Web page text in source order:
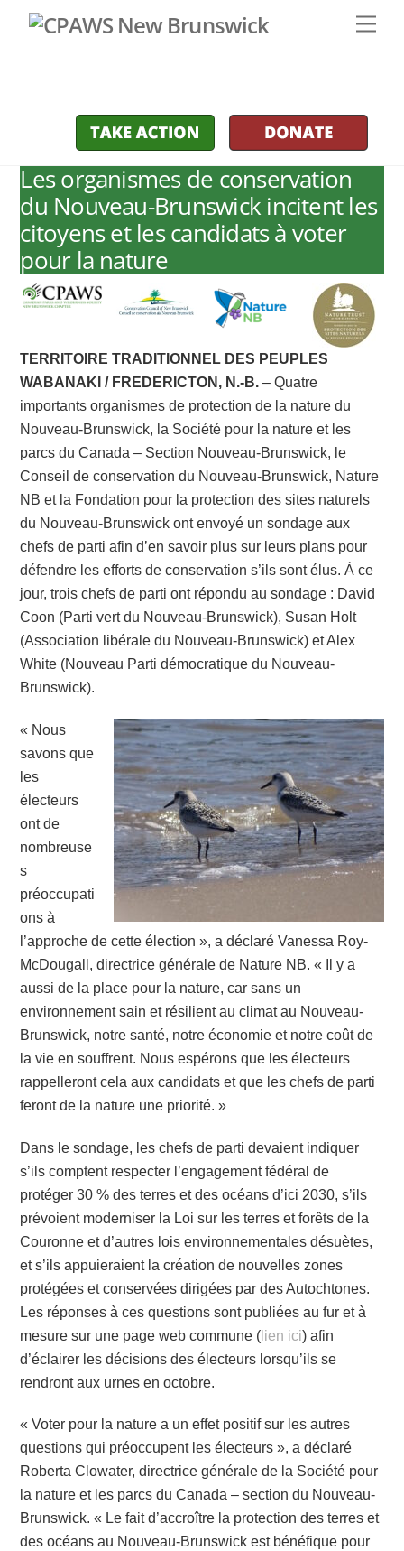
Les organismes de conservation
du Nouveau-Brunswick incitent les
citoyens et les candidats à voter
pour la nature
TERRITOIRE TRADITIONNEL DES PEUPLES
WABANAKI / FREDERICTON, N.-B. – Quatre
importants organismes de protection de la nature du
Nouveau-Brunswick, la Société pour la nature et les
parcs du Canada – Section Nouveau-Brunswick, le
Conseil de conservation du Nouveau-Brunswick, Nature
NB et la Fondation pour la protection des sites naturels
du Nouveau-Brunswick ont envoyé un sondage aux
chefs de parti afin d’en savoir plus sur leurs plans pour
défendre les efforts de conservation s’ils sont élus. À ce
jour, trois chefs de parti ont répondu au sondage : David
Coon (Parti vert du Nouveau-Brunswick), Susan Holt
(Association libérale du Nouveau-Brunswick) et Alex
White (Nouveau Parti démocratique du Nouveau-
Brunswick).
« Nous
savons que
les
électeurs
ont de
nombreuse
s
préoccupati
ons à
l’approche de cette élection », a déclaré Vanessa Roy-
McDougall, directrice générale de Nature NB. « Il y a
aussi de la place pour la nature, car sans un
environnement sain et résilient au climat au Nouveau-
Brunswick, notre santé, notre économie et notre coût de
la vie en souffrent. Nous espérons que les électeurs
rappelleront cela aux candidats et que les chefs de parti
feront de la nature une priorité. »
Dans le sondage, les chefs de parti devaient indiquer
s’ils comptent respecter l’engagement fédéral de
protéger 30 % des terres et des océans d’ici 2030, s’ils
prévoient moderniser la Loi sur les terres et forêts de la
Couronne et d’autres lois environnementales désuètes,
et s’ils appuieraient la création de nouvelles zones
protégées et conservées dirigées par des Autochtones.
Les réponses à ces questions sont publiées au fur et à
mesure sur une page web commune ( lien ici) afin
d’éclairer les décisions des électeurs lorsqu’ils se
rendront aux urnes en octobre.
« Voter pour la nature a un effet positif sur les autres
questions qui préoccupent les électeurs », a déclaré
Roberta Clowater, directrice générale de la Société pour
la nature et les parcs du Canada – section du Nouveau-
Brunswick. « Le fait d’accroître la protection des terres et
des océans au Nouveau-Brunswick est bénéfique pour